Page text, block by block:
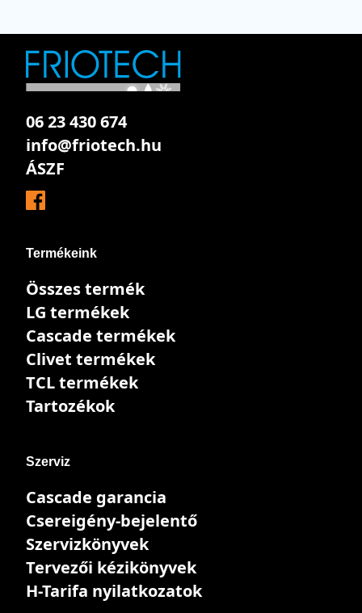
06 23 430 674
info@friotech.hu
ÁSZF
Termékeink
Összes termék
LG termékek
Cascade termékek
Clivet termékek
TCL termékek
Tartozékok
Szerviz
Cascade garancia
Csereigény-bejelentő
Szervizkönyvek
Tervezői kézikönyvek
H-Tarifa nyilatkozatok